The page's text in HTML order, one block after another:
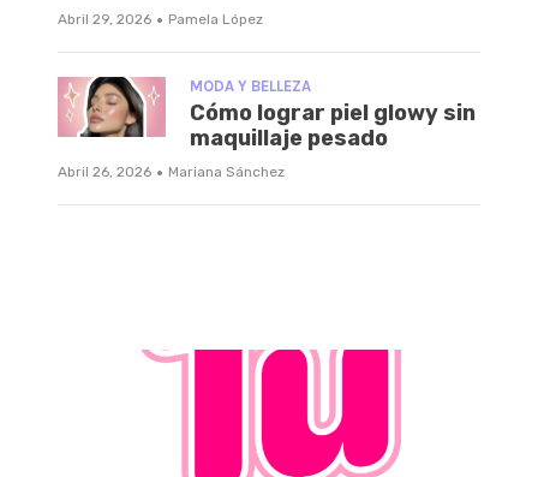
Abril 29, 2026 · Pamela López
MODA Y BELLEZA
Cómo lograr piel glowy sin
maquillaje pesado
Abril 26, 2026 · Mariana Sánchez